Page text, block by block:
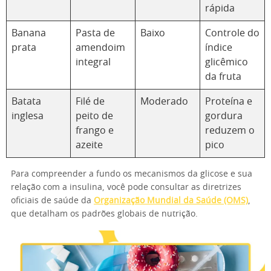
rápida
Banana
prata
Pasta de
amendoim
integral
Baixo
Controle do
índice
glicêmico
da fruta
Batata
inglesa
Filé de
peito de
frango e
azeite
Moderado
Proteína e
gordura
reduzem o
pico
Para compreender a fundo os mecanismos da glicose e sua
relação com a insulina, você pode consultar as diretrizes
oficiais de saúde da Organização Mundial da Saúde (OMS),
que detalham os padrões globais de nutrição.